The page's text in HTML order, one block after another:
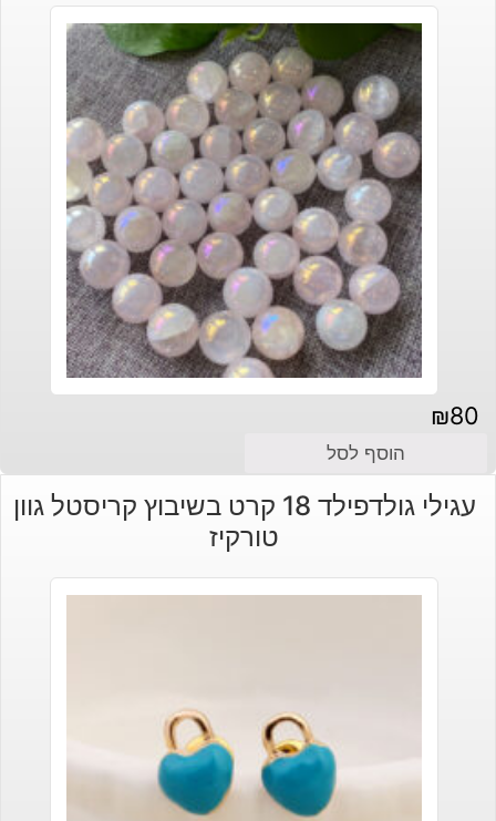
₪80
הוסף לסל
עגילי גולדפילד 18 קרט בשיבוץ קריסטל גוון
טורקיז